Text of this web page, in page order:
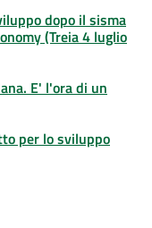
dopo il sisma
(Treia 4 luglio
E' l'ora di un
per lo sviluppo